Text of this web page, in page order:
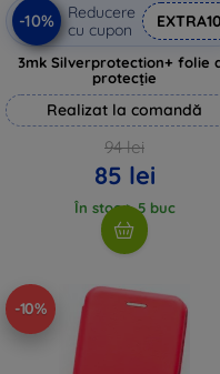
-10%
Reducere
cu cupon
EXTRA10
3mk Silverprotection+ folie
protecție
Realizat la comandă
94 lei
85 lei
În stoc > 5 buc
-10%